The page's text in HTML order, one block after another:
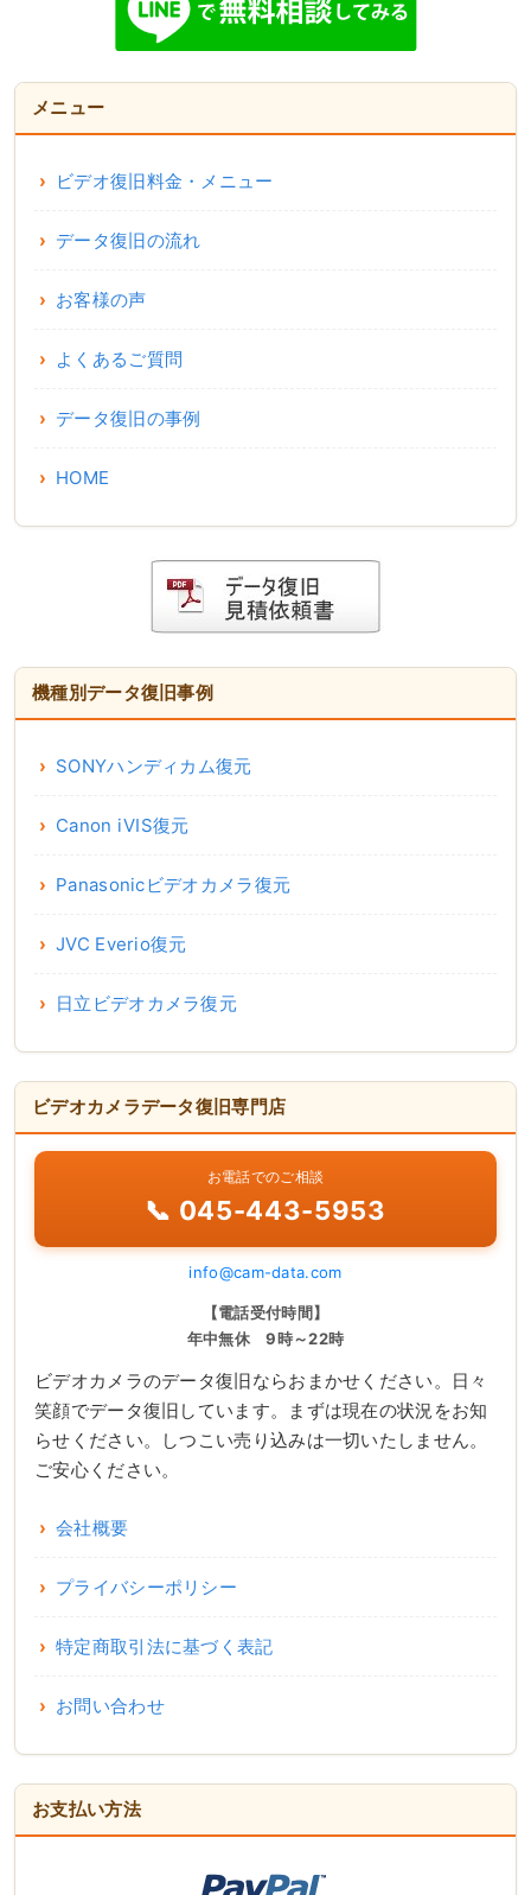
メニュー
ビデオ復旧料金・メニュー
データ復旧の流れ
お客様の声
よくあるご質問
データ復旧の事例
HOME
機種別データ復旧事例
SONYハンディカム復元
Canon iVIS復元
Panasonicビデオカメラ復元
JVC Everio復元
日立ビデオカメラ復元
ビデオカメラデータ復旧専門店
お電話でのご相談
📞 045-443-5953
info@cam-data.com
【電話受付時間】
年中無休 9時～22時
ビデオカメラのデータ復旧ならおまかせください。日々
笑顔でデータ復旧しています。まずは現在の状況をお知
らせください。しつこい売り込みは一切いたしません。
ご安心ください。
会社概要
プライバシーポリシー
特定商取引法に基づく表記
お問い合わせ
お支払い方法